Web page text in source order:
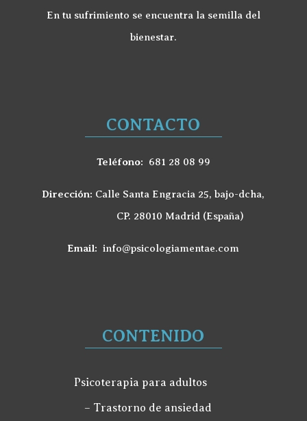
En tu sufrimiento se encuentra la semilla del
bienestar.
CONTACTO
Teléfono: 681 28 08 99
Dirección: Calle Santa Engracia 25, bajo-dcha,
CP. 28010 Madrid (España)
Email:info@psicologiamentae.com
CONTENIDO
Psicoterapia para adultos
– Trastorno de ansiedad